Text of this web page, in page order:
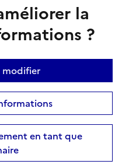
la
?
modifier
en tant que